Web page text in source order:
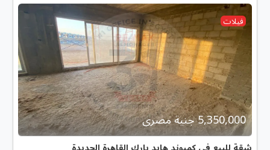
فيلات
5,350,000 جنية مصرى
شقة للبيع في كمبوند هايد بارك القاهرة الجديدة